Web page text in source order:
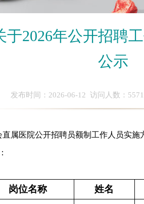
2026年公开招聘
公示
发布时间：2026-06-12 访问人数： 5571
属医院公开招聘员额制工作人员实
岗位名称 姓名